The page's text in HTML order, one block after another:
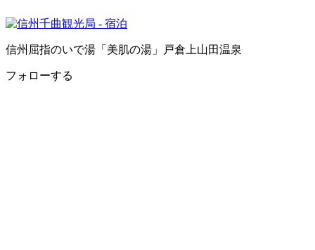
信州屈指のいで湯「美肌の湯」戸倉上山田温泉
フォローする